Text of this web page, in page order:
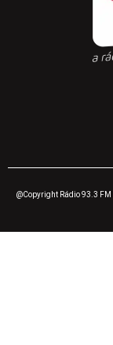
@Copyright Rádio 93.3